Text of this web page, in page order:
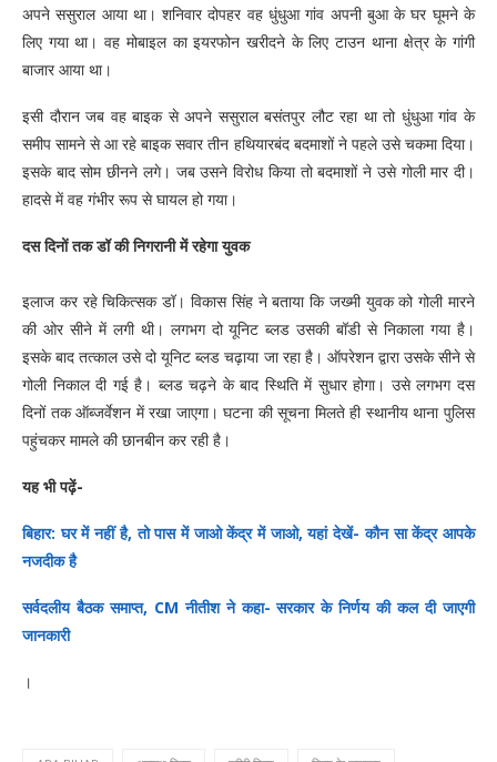
अपने ससुराल आया था। शनिवार दोपहर वह धुंधुआ गांव अपनी बुआ के घर घूमने के
लिए गया था। वह मोबाइल का इयरफोन खरीदने के लिए टाउन थाना क्षेत्र के गांगी
बाजार आया था।
इसी दौरान जब वह बाइक से अपने ससुराल बसंतपुर लौट रहा था तो धुंधुआ गांव के
समीप सामने से आ रहे बाइक सवार तीन हथियारबंद बदमाशों ने पहले उसे चकमा दिया।
इसके बाद सोम छीनने लगे। जब उसने विरोध किया तो बदमाशों ने उसे गोली मार दी।
हादसे में वह गंभीर रूप से घायल हो गया।
दस दिनों तक डॉ की निगरानी में रहेगा युवक
इलाज कर रहे चिकित्सक डॉ। विकास सिंह ने बताया कि जख्मी युवक को गोली मारने
की ओर सीने में लगी थी। लगभग दो यूनिट ब्लड उसकी बॉडी से निकाला गया है।
इसके बाद तत्काल उसे दो यूनिट ब्लड चढ़ाया जा रहा है। ऑपरेशन द्वारा उसके सीने से
गोली निकाल दी गई है। ब्लड चढ़ने के बाद स्थिति में सुधार होगा। उसे लगभग दस
दिनों तक ऑब्जर्वेशन में रखा जाएगा। घटना की सूचना मिलते ही स्थानीय थाना पुलिस
पहुंचकर मामले की छानबीन कर रही है।
यह भी पढ़ें-
बिहार: घर में नहीं है, तो पास में जाओ केंद्र में जाओ, यहां देखें- कौन सा केंद्र आपके
नजदीक है
सर्वदलीय बैठक समाप्त, CM नीतीश ने कहा- सरकार के निर्णय की कल दी जाएगी
जानकारी
।